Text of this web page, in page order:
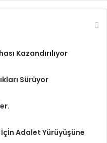
Kazandırılıyor
Sürüyor
Adalet Yürüyüşüne